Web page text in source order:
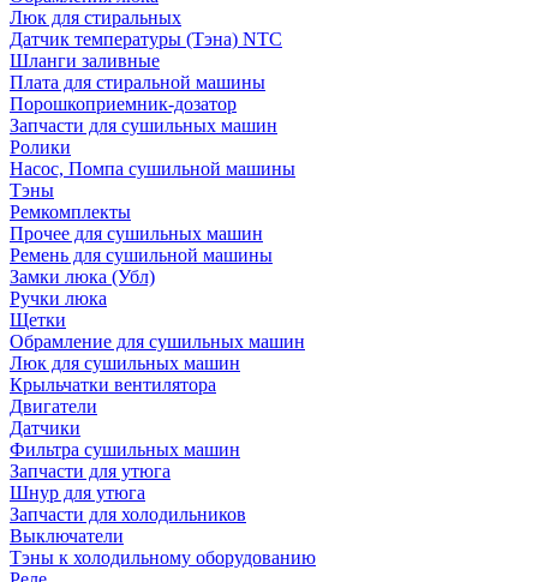
Люк для стиральных
Датчик температуры (Тэна) NTC
Шланги заливные
Плата для стиральной машины
Порошкоприемник-дозатор
Запчасти для сушильных машин
Ролики
Насос, Помпа сушильной машины
Тэны
Ремкомплекты
Прочее для сушильных машин
Ремень для сушильной машины
Замки люка (Убл)
Ручки люка
Щетки
Обрамление для сушильных машин
Люк для сушильных машин
Крыльчатки вентилятора
Двигатели
Датчики
Фильтра сушильных машин
Запчасти для утюга
Шнур для утюга
Запчасти для холодильников
Выключатели
Тэны к холодильному оборудованию